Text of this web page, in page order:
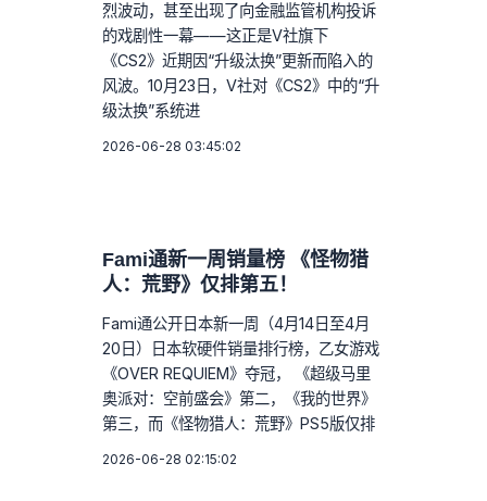
烈波动，甚至出现了向金融监管机构投诉
的戏剧性一幕——这正是V社旗下
《CS2》近期因“升级汰换”更新而陷入的
风波。10月23日，V社对《CS2》中的“升
级汰换”系统进
2026-06-28 03:45:02
Fami通新一周销量榜 《怪物猎
人：荒野》仅排第五！
Fami通公开日本新一周（4月14日至4月
20日）日本软硬件销量排行榜，乙女游戏
《OVER REQUIEM》夺冠， 《超级马里
奥派对：空前盛会》第二，《我的世界》
第三，而《怪物猎人：荒野》PS5版仅排
2026-06-28 02:15:02